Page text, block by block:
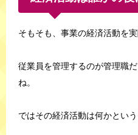
そもそも、事業の経済活動を
従業員を管理するのが管理職
ね。
ではその経済活動は何かという